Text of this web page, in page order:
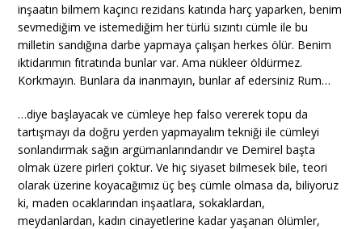
inşaatın bilmem kaçıncı rezidans katında harç yaparken, benim
sevmediğim ve istemediğim her türlü sızıntı cümle ile bu
milletin sandığına darbe yapmaya çalışan herkes ölür. Benim
iktidarımın fıtratında bunlar var. Ama nükleer öldürmez.
Korkmayın. Bunlara da inanmayın, bunlar af edersiniz Rum…
…diye başlayacak ve cümleye hep falso vererek topu da
tartışmayı da doğru yerden yapmayalım tekniği ile cümleyi
sonlandırmak sağın argümanlarındandır ve Demirel başta
olmak üzere pirleri çoktur. Ve hiç siyaset bilmesek bile, teori
olarak üzerine koyacağımız üç beş cümle olmasa da, biliyoruz
ki, maden ocaklarından inşaatlara, sokaklardan,
meydanlardan, kadın cinayetlerine kadar yaşanan ölümler,